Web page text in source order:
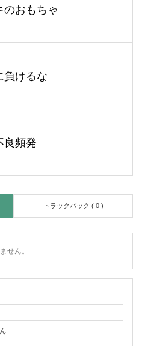
のおもちゃ
負けるな
良頻発
トラックバック ( 0 )
せん。